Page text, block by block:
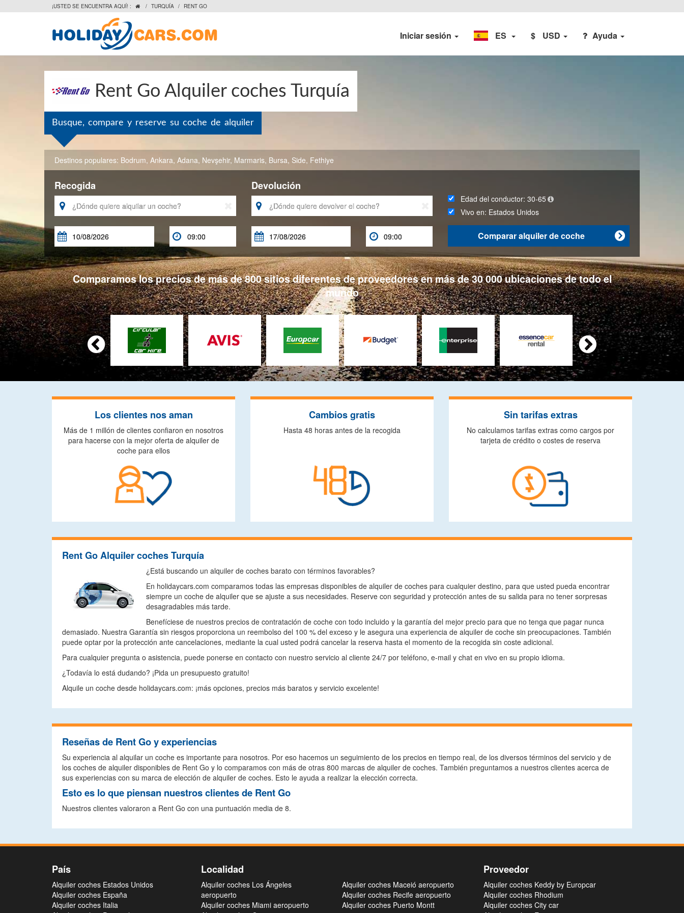
¡USTED SE ENCUENTRA AQUÍ! :  / TURQUÍA / RENT GO
Iniciar sesión ES $ USD Ayuda
Rent Go Alquiler coches Turquía
Busque, compare y reserve su coche de alquiler
Destinos populares: Bodrum, Ankara, Adana, Nevşehir, Marmaris, Bursa, Side, Fethiye
Recogida

 
Devolución

 
Edad del conductor:30-65
Vivo en: Estados Unidos

Comparar alquiler de coche
Comparamos los precios de más de 800 sitios diferentes de proveedores en más de 30 000 ubicaciones de todo el
mundo
 
Los clientes nos aman
Más de 1 millón de clientes confiaron en nosotros
para hacerse con la mejor oferta de alquiler de
coche para ellos
Cambios gratis
Hasta 48 horas antes de la recogida
Sin tarifas extras
No calculamos tarifas extras como cargos por
tarjeta de crédito o costes de reserva
Rent Go Alquiler coches Turquía
¿Está buscando un alquiler de coches barato con términos favorables?
En holidaycars.com comparamos todas las empresas disponibles de alquiler de coches para cualquier destino, para que usted pueda encontrar
siempre un coche de alquiler que se ajuste a sus necesidades. Reserve con seguridad y protección antes de su salida para no tener sorpresas
desagradables más tarde.
Benefíciese de nuestros precios de contratación de coche con todo incluido y la garantía del mejor precio para que no tenga que pagar nunca
demasiado. Nuestra Garantía sin riesgos proporciona un reembolso del 100 % del exceso y le asegura una experiencia de alquiler de coche sin preocupaciones. También
puede optar por la protección ante cancelaciones, mediante la cual usted podrá cancelar la reserva hasta el momento de la recogida sin coste adicional.
Para cualquier pregunta o asistencia, puede ponerse en contacto con nuestro servicio al cliente 24/7 por teléfono, e-mail y chat en vivo en su propio idioma.
¿Todavía lo está dudando? ¡Pida un presupuesto gratuito!
Alquile un coche desde holidaycars.com: ¡más opciones, precios más baratos y servicio excelente!
Reseñas de Rent Go y experiencias
Su experiencia al alquilar un coche es importante para nosotros. Por eso hacemos un seguimiento de los precios en tiempo real, de los diversos términos del servicio y de
los coches de alquiler disponibles de Rent Go y lo comparamos con más de otras 800 marcas de alquiler de coches. También preguntamos a nuestros clientes acerca de
sus experiencias con su marca de elección de alquiler de coches. Esto le ayuda a realizar la elección correcta.
Esto es lo que piensan nuestros clientes de Rent Go
Nuestros clientes valoraron a Rent Go con una puntuación media de 8.
País
Alquiler coches Estados Unidos
Alquiler coches España
Alquiler coches Italia
Localidad
Alquiler coches Los Ángeles
aeropuerto
Alquiler coches Miami aeropuerto
Alquiler coches Maceió aeropuerto
Alquiler coches Recife aeropuerto
Alquiler coches Puerto Montt
Proveedor
Alquiler coches Keddy by Europcar
Alquiler coches Rhodium
Alquiler coches City car